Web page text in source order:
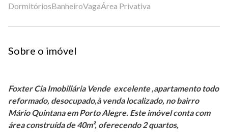
DormitóriosBanheiroVagaÁrea Privativa
Sobre o imóvel
Foxter Cia Imobiliária Vende excelente ,apartamento todo
reformado, desocupado,à venda localizado, no bairro
Mário Quintana em Porto Alegre. Este imóvel conta com
área construída de 40m², oferecendo 2 quartos,